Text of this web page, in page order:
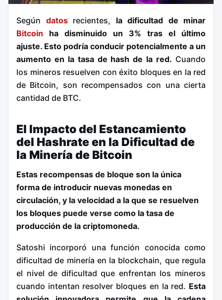
Según datosrecientes, la dificultad de minar
Bitcoin ha disminuido un 3% tras el último
ajuste. Esto podría conducir potencialmente a un
aumento en la tasa de hash de la red. Cuando
los mineros resuelven con éxito bloques en la red
de Bitcoin, son recompensados con una cierta
cantidad de BTC.
El Impacto del Estancamiento
del Hashrate en la Dificultad de
la Minería de Bitcoin
Estas recompensas de bloque son la única
forma de introducir nuevas monedas en
circulación, y la velocidad a la que se resuelven
los bloques puede verse como la tasa de
producción de la criptomoneda.
Satoshi incorporó una función conocida como
dificultad de minería en la blockchain, que regula
el nivel de dificultad que enfrentan los mineros
cuando intentan resolver bloques en la red. Esta